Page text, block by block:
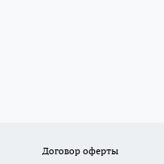
Договор оферты